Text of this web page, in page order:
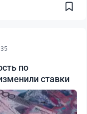
по
ставки